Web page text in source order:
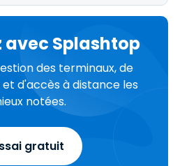
avec Splashtop
des terminaux, de
d'accès à distance les
notées.
gratuit